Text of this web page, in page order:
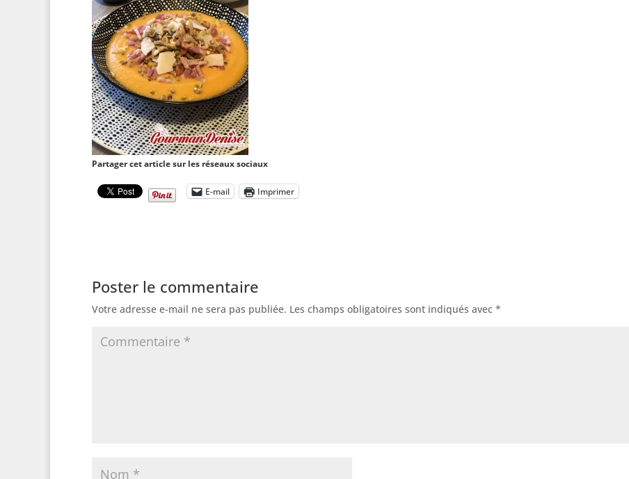
Partager cet article sur les réseaux sociaux
E-mail Imprimer
Poster le commentaire
Votre adresse e-mail ne sera pas publiée. Les champs obligatoires sont indiqués avec *